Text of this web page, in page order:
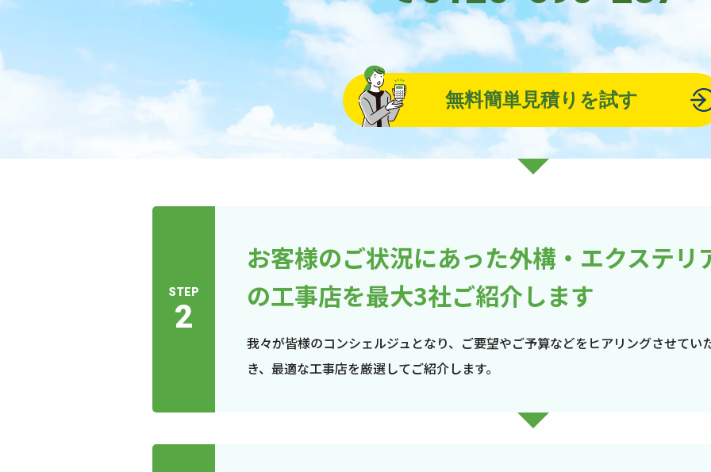
無料簡単見積りを試す
STEP
2
お客様のご状況にあった外構・エクステリ
の工事店を最大3社ご紹介します
我々が皆様のコンシェルジュとなり、ご要望やご予算などをヒアリングさせてい
き、最適な工事店を厳選してご紹介します。